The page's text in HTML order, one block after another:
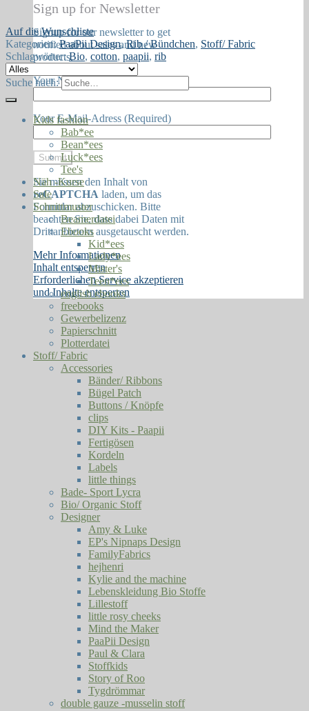
Sign up for Newsletter
Signup for our newsletter to get
notified about sales and new
products.
Your Name (Required)
Your E-Mail-Adress (Required)
Sie müssen den Inhalt von
reCAPTCHA laden, um das
Formular abzuschicken. Bitte
beachten Sie, dass dabei Daten mit
Drittanbietern ausgetauscht werden.
Mehr Informationen
Inhalt entsperren
Erforderlichen Service akzeptieren
und Inhalte entsperren
Auf die Wunschliste
Kategorien:PaaPii Design,Rib / Bündchen, Stoff/ Fabric
Schlagwörter:Bio, cotton, paapii, rib
Suche nach:
Kids fashion
Bab*ee
Bean*ees
Luck*ees
Tee's
Näh -Kurse
Sale
Schnittmuster
Beamerdatei
Ebooks
Kid*ees
Lady*ees
Mister's
Teen*ees
english ebooks
freebooks
Gewerbelizenz
Papierschnitt
Plotterdatei
Stoff/ Fabric
Accessories
Bänder/ Ribbons
Bügel Patch
Buttons / Knöpfe
clips
DIY Kits - Paapii
Fertigösen
Kordeln
Labels
little things
Bade- Sport Lycra
Bio/ Organic Stoff
Designer
Amy & Luke
EP's Nipnaps Design
FamilyFabrics
hejhenri
Kylie and the machine
Lebenskleidung Bio Stoffe
Lillestoff
little rosy cheeks
Mind the Maker
PaaPii Design
Paul & Clara
Stoffkids
Story of Roo
Tygdrömmar
double gauze -musselin stoff